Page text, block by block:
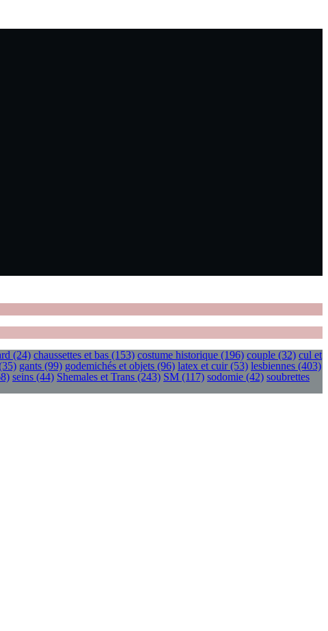
(24) chaussettes et bas (153) costume historique (196) couple (32) cul et
gants (99) godemichés et objets (96) latex et cuir(53) lesbiennes (403)
seins (44) Shemales et Trans (243) SM (117) sodomie (42) soubrettes